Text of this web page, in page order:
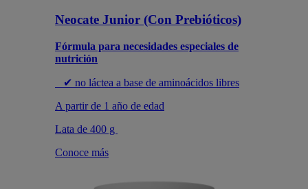
Neocate Junior (Con Prebióticos)
Fórmula para necesidades especiales de
nutrición
✔ no láctea a base de aminoácidos libres
A partir de 1 año de edad
Lata de 400 g
Conoce más